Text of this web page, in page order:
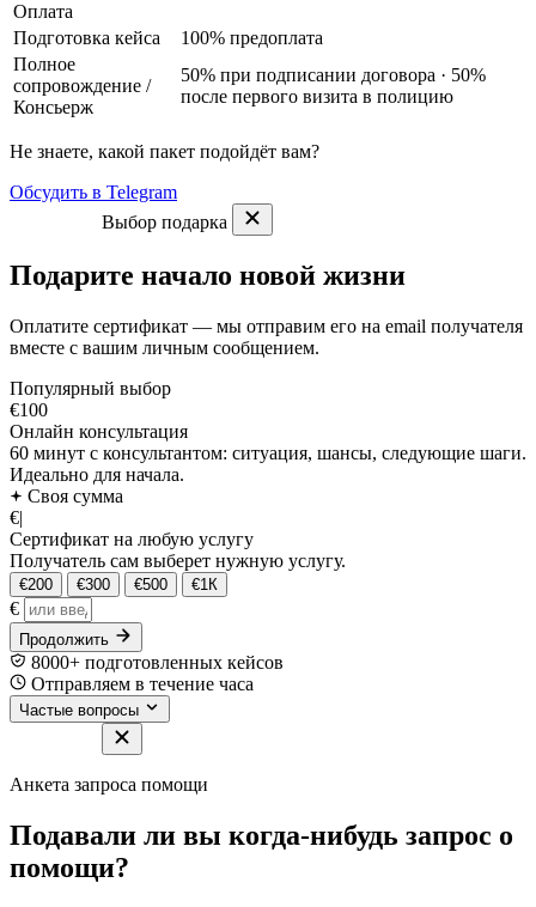
Оплата
Подготовка кейса
100% предоплата
Полное
сопровождение /
Консьерж
50% при подписании договора · 50%
после первого визита в полицию
Не знаете, какой пакет подойдёт вам?
Обсудить в Telegram
Выбор подарка
Подарите начало новой жизни
Оплатите сертификат — мы отправим его на email получателя
вместе с вашим личным сообщением.
Популярный выбор
€100
Онлайн консультация
60 минут с консультантом: ситуация, шансы, следующие шаги.
Идеально для начала.
Своя сумма
€|
Сертификат на любую услугу
Получатель сам выберет нужную услугу.
€200 €300 €500 €1К
€
Продолжить
8000+ подготовленных кейсов
Отправляем в течение часа
Частые вопросы
Анкета запроса помощи
Подавали ли вы когда-нибудь запрос о
помощи?